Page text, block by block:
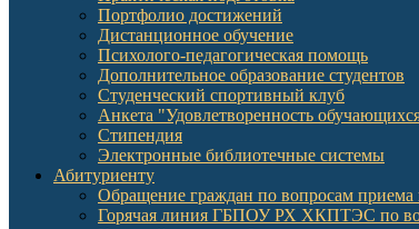
Портфолио достижений
Дистанционное обучение
Психолого-педагогическая помощь
Дополнительное образование студентов
Студенческий спортивный клуб
Анкета "Удовлетворенность
Стипендия
Электронные библиотечные системы
Абитуриенту
Обращение граждан по вопросам приема
Горячая линия ГБПОУ РХ ХКПТЭС по